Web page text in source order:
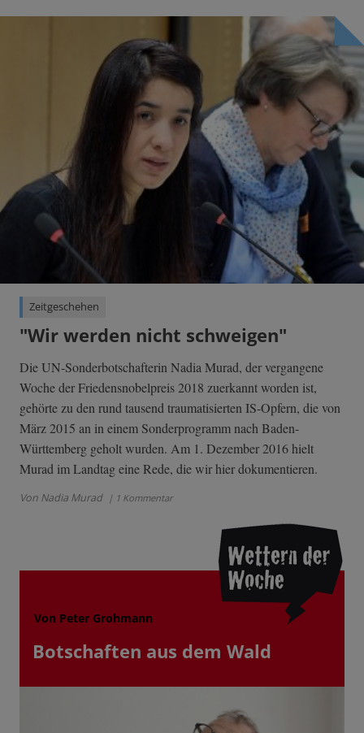
Zeitgeschehen
"Wir werden nicht schweigen"
Die UN-Sonderbotschafterin Nadia Murad, der vergangene
Woche der Friedensnobelpreis 2018 zuerkannt worden ist,
gehörte zu den rund tausend traumatisierten IS-Opfern, die von
März 2015 an in einem Sonderprogramm nach Baden-
Württemberg geholt wurden. Am 1. Dezember 2016 hielt
Murad im Landtag eine Rede, die wir hier dokumentieren.
Von Nadia Murad | 1 Kommentar
Von Peter Grohmann
Botschaften aus dem Wald